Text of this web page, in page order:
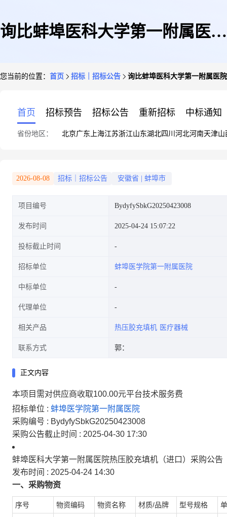
询比蚌埠医科大学第一附属医院
您当前的位置： 首页 招标｜招标公告 询比蚌埠医科大学第一附属医
首页 招标预告 招标公告 重新招标 中标通知
省份地区： 北京广东 上海江苏浙江山东湖北四川 河北河南天津山
2026-08-08 招标｜招标公告 安徽省 蚌埠市
项目编号 BydyfySbkG20250423008
发布时间 2025-04-24 15:07:22
投标截止时间
招标单位 蚌埠医学院第一附属医院
中标单位
代理单位
相关产品 热压胶充填机 医疗器械
联系方式 郭：
正文内容
本项目需对供应商收取100.00元平台技术服务费
招标单位 : 蚌埠医学院第一附属医院
采购编号 : BydyfySbkG20250423008
采购公告截止时间 : 2025-04-30 17:30
蚌埠医科大学第一附属医院热压胶充填机（进口）采购公告
发布时间 : 2025-04-24 14:30
一、采购物资
序号 物资编码 物资名称 材质/品牌 型号规格